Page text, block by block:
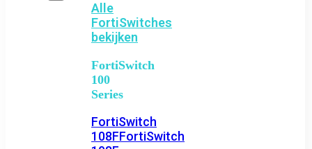
Alle
FortiSwitches
bekijken
FortiSwitch
100
Series
FortiSwitch
108FFortiSwitch